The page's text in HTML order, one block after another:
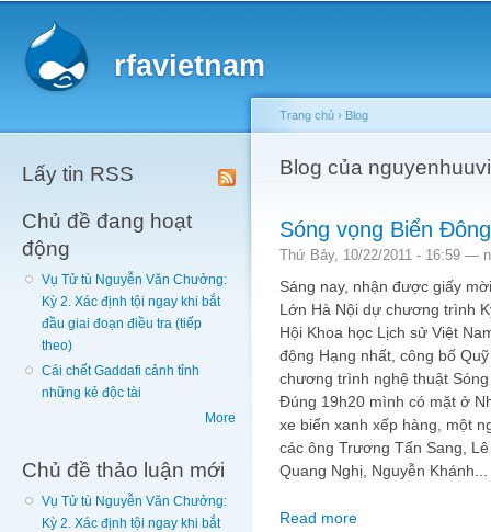
rfavietnam
Lấy tin RSS
Chủ đề đang hoạt
động
Vụ Tử tù Nguyễn Văn Chưởng:
Kỳ 2. Xác định tội ngay khi bắt
đầu giai đoạn điều tra (tiếp
theo)
Cái chết Gaddafi cảnh tỉnh
những kẻ độc tài
More
Chủ đề thảo luận mới
Vụ Tử tù Nguyễn Văn Chưởng:
Kỳ 2. Xác định tội ngay khi bắt
You are here
Trang chủ › Blog
Blog của
Sóng vọng Biển
Thứ Bảy, 10/22/2011 - 16:59 —
Sáng nay, nhận được giấy
Lớn Hà Nội dự chương trình
Hội Khoa học Lịch sử Việt
động Hạng nhất, công bố
chương trình nghệ thuật
Đúng 19h20 mình có mặt ở
xe biển xanh xếp hàng, một
các ông Trương Tấn Sang,
Quang Nghị, Nguyễn
Read more